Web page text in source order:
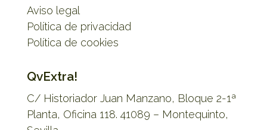
Aviso legal
Política de privacidad
Política de cookies
QvExtra!
C/ Historiador Juan Manzano, Bloque 2-1ª
Planta, Oficina 118. 41089 – Montequinto,